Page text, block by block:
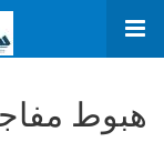
هبوط